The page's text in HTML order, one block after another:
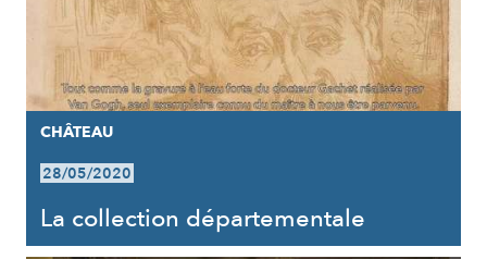
CHÂTEAU
28/05/2020
La collection départementale